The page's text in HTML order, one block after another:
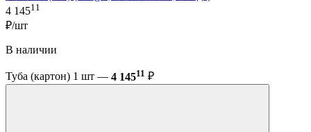
4 14511
₽/шт
В наличии
Туба (картон) 1 шт — 4 14511 ₽